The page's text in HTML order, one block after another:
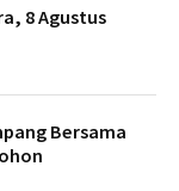
8 Agustus
Bersama